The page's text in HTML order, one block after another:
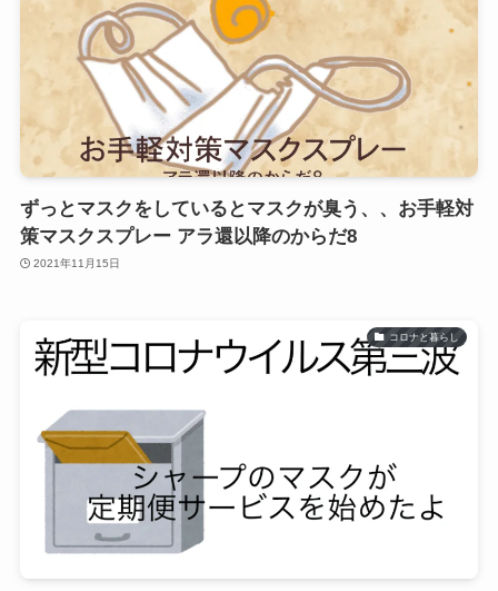
ずっとマスクをしているとマスクが臭う、、お手軽対
策マスクスプレー アラ還以降のからだ8
2021年11月15日
コロナと暮らし